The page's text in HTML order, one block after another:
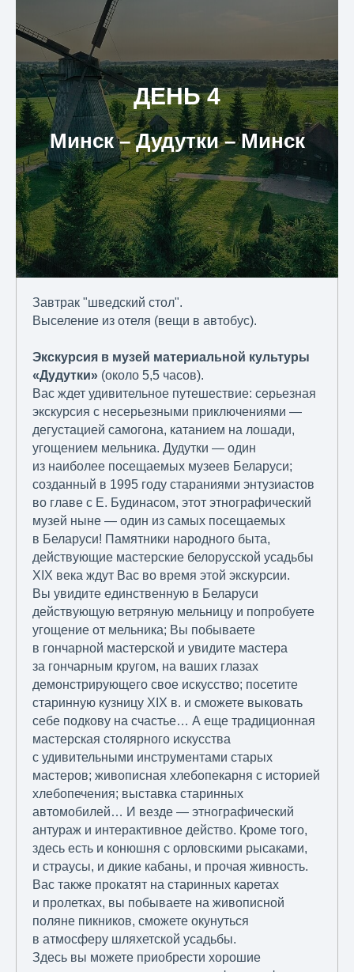
ДЕНЬ 4
Минск – Дудутки – Минск
Завтрак "шведский стол".
Выселение из отеля (вещи в автобус).
Экскурсия в музей материальной культуры
«Дудутки» (около 5,5 часов).
Вас ждет удивительное путешествие: серьезная
экскурсия с несерьезными приключениями —
дегустацией самогона, катанием на лошади,
угощением мельника. Дудутки — один
из наиболее посещаемых музеев Беларуси;
созданный в 1995 году стараниями энтузиастов
во главе с Е. Будинасом, этот этнографический
музей ныне — один из самых посещаемых
в Беларуси! Памятники народного быта,
действующие мастерские белорусской усадьбы
XIX века ждут Вас во время этой экскурсии.
Вы увидите единственную в Беларуси
действующую ветряную мельницу и попробуете
угощение от мельника; Вы побываете
в гончарной мастерской и увидите мастера
за гончарным кругом, на ваших глазах
демонстрирующего свое искусство; посетите
старинную кузницу XIX в. и сможете выковать
себе подкову на счастье… А еще традиционная
мастерская столярного искусства
с удивительными инструментами старых
мастеров; живописная хлебопекарня с историей
хлебопечения; выставка старинных
автомобилей… И везде — этнографический
антураж и интерактивное действо. Кроме того,
здесь есть и конюшня с орловскими рысаками,
и страусы, и дикие кабаны, и прочая живность.
Вас также прокатят на старинных каретах
и пролетках, вы побываете на живописной
поляне пикников, сможете окунуться
в атмосферу шляхетской усадьбы.
Здесь вы можете приобрести хорошие